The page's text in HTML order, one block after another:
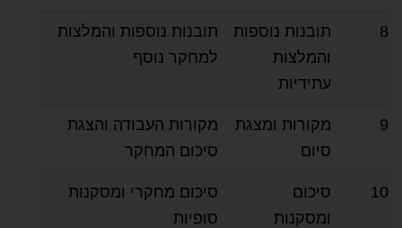
8
תובנות נוספות
והמלצות
עתידיות
תובנות נוספות והמלצות
למחקר נוסף
9
מקורות ומצגת
סיום
מקורות העבודה והצגת
סיכום המחקר
10
סיכום
ומסקנות
סיכום מחקרי ומסקנות
סופיות